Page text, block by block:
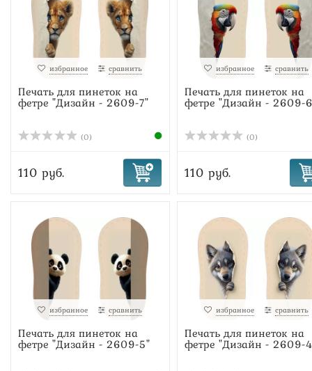
избранное сравнить
Печать для пинеток на
фетре "Дизайн - 2609-7"
(0)
110 руб.
избранное сравнить
Печать для пинеток на
фетре "Дизайн - 2609-
(0)
110 руб.
избранное сравнить
Печать для пинеток на
фетре "Дизайн - 2609-5"
избранное сравнить
Печать для пинеток на
фетре "Дизайн - 2609-